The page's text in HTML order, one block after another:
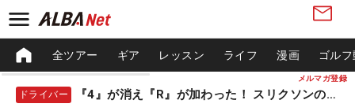
メルマガ登録
全ツアー ギア レッスン ライフ 漫画 ゴル
ドライバー 『4』が消え『R』が加わった！ スリクソンの新作